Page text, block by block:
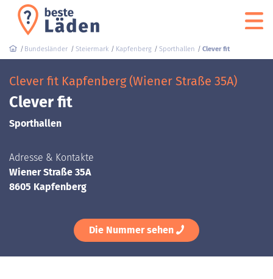
Bundesländer Steiermark Kapfenberg Sporthallen Clever fit
Clever fit Kapfenberg (Wiener Straße 35A)
Clever fit
Sporthallen
Adresse & Kontakte
Wiener Straße 35A
8605 Kapfenberg
Die Nummer sehen